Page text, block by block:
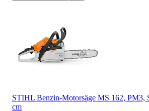
STIHL Benzin-Motorsäge MS 162, PM3,
cm